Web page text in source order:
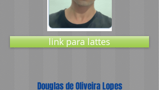
link para lattes
Douglas de Oliveira Lopes